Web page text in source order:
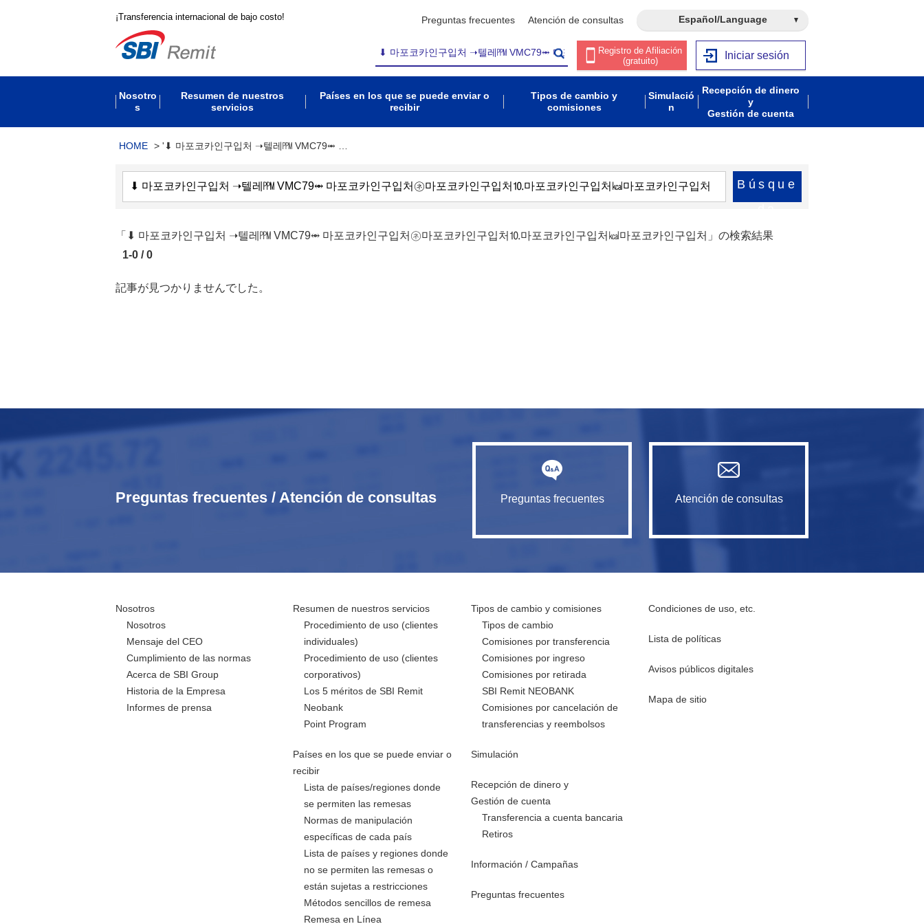
¡Transferencia internacional de bajo costo! Preguntas frecuentes Atención de consultas Español/Language
Registro de Afiliación
(gratuito)
Iniciar sesión
Nosotro
s
Resumen de nuestros
servicios
Países en los que se puede enviar o
recibir
Tipos de cambio y
comisiones
Simulació
n
Recepción de dinero
y
Gestión de cuenta
HOME > '⬇ 마포코카인구입처 ➝텔레㏙ VMC79⥈ …
Búsque
「⬇ 마포코카인구입처 ➝텔레㏙ VMC79⥈ 마포코카인구입처㋧마포코카인구입처⒑마포코카인구입처㎉마포코카인구입처」の検索結果
1-0 / 0
記事が見つかりませんでした。
Preguntas frecuentes / Atención de consultas Preguntas frecuentes Atención de consultas
Nosotros
Nosotros
Mensaje del CEO
Cumplimiento de las normas
Acerca de SBI Group
Historia de la Empresa
Informes de prensa
Resumen de nuestros servicios
Procedimiento de uso (clientes
individuales)
Procedimiento de uso (clientes
corporativos)
Los 5 méritos de SBI Remit
Neobank
Point Program
Países en los que se puede enviar o
recibir
Lista de países/regiones donde
se permiten las remesas
Normas de manipulación
específicas de cada país
Lista de países y regiones donde
no se permiten las remesas o
están sujetas a restricciones
Métodos sencillos de remesa
Remesa en Línea
Tipos de cambio y comisiones
Tipos de cambio
Comisiones por transferencia
Comisiones por ingreso
Comisiones por retirada
SBI Remit NEOBANK
Comisiones por cancelación de
transferencias y reembolsos
Simulación
Recepción de dinero y
Gestión de cuenta
Transferencia a cuenta bancaria
Retiros
Información / Campañas
Preguntas frecuentes
Condiciones de uso, etc.
Lista de políticas
Avisos públicos digitales
Mapa de sitio